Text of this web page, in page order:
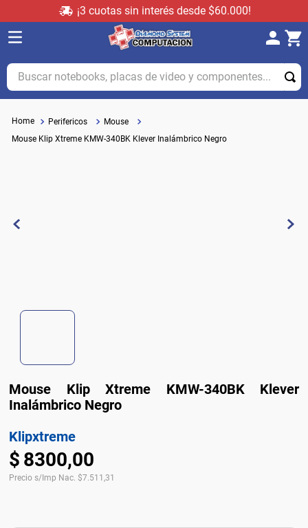
¡3 cuotas sin interés desde $60.000!
Buscar notebooks, placas de video y componentes...
Perifericos
Mouse
Mouse Klip Xtreme KMW-340BK Klever Inalámbrico Negro
Mouse Klip Xtreme KMW-340BK Klever
Inalámbrico Negro
Klipxtreme
$ 8300,00
Precio s/Imp Nac. $7.511,31